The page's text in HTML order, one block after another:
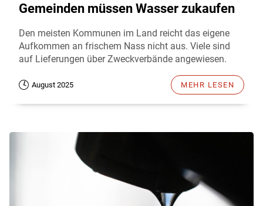
Gemeinden müssen Wasser zukaufen
Den meisten Kommunen im Land reicht das eigene
Aufkommen an frischem Nass nicht aus. Viele sind
auf Lieferungen über Zweckverbände angewiesen.
August 2025 MEHR LESEN